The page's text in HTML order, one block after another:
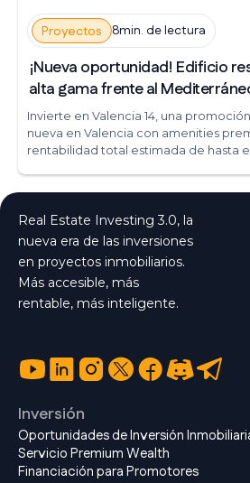
Proyectos 8min. de lectura
¡Nueva oportunidad! Edificio
alta gama frente al
Invierte en Valencia 14, una
nueva en Valencia con amenities
rentabilidad total estimada de hasta el
Real Estate Investing 3.0, la
nueva era de las inversiones
en proyectos inmobiliarios.
Más accesible, más
rentable, más inteligente.
Inversión
Oportunidades de Inversión
Servicio Premium Wealth
Financiación para Promotores